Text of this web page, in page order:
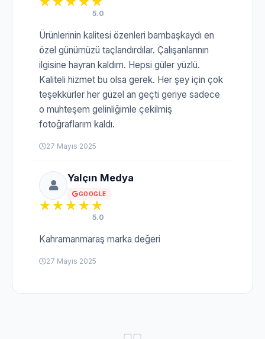
5.0
Ürünlerinin kalitesi özenleri bambaşkaydı en
özel günümüzü taçlandırdılar. Çalışanlarının
ilgisine hayran kaldım. Hepsi güler yüzlü.
Kaliteli hizmet bu olsa gerek. Her şey için çok
teşekkürler her güzel an geçti geriye sadece
o muhteşem gelinliğimle çekilmiş
fotoğraflarım kaldı.
27 Mayıs 2025
Yalçın Medya
GOOGLE
5.0
Kahramanmaraş marka değeri
27 Mayıs 2025